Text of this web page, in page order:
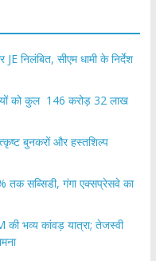
निलंबित, सीएम धामी के निर्देश
को कुल 146 करोड़ 32 लाख
बुनकरों और हस्तशिल्प
तक सब्सिडी, गंगा एक्सप्रेसवे का
की भव्य कांवड़ यात्रा; तेजस्वी